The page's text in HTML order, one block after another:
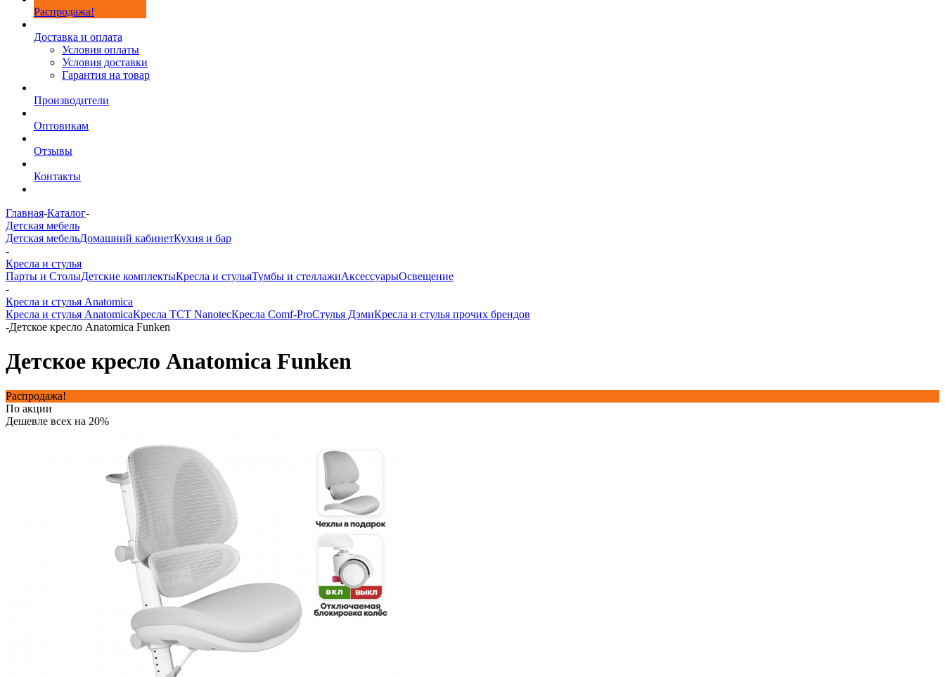
Распродажа!
Доставка и оплата
Условия оплаты
Условия доставки
Гарантия на товар
Производители
Оптовикам
Отзывы
Контакты
Главная-Каталог-
Детская мебель
Детская мебельДомашний кабинетКухня и бар
-
Кресла и стулья
Парты и СтолыДетские комплектыКресла и стульяТумбы и стеллажиАксессуарыОсвещение
-
Кресла и стулья Anatomica
Кресла и стулья AnatomicaКресла TCT NanotecКресла Comf-ProСтулья ДэмиКресла и стулья прочих брендов
-Детское кресло Anatomica Funken
Детское кресло Anatomica Funken
Распродажа!
По акции
Дешевле всех на 20%